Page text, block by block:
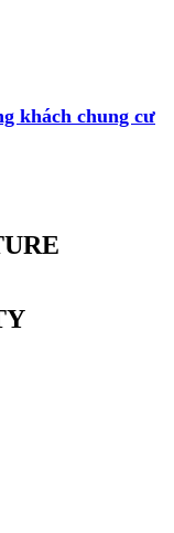
khách chung cư